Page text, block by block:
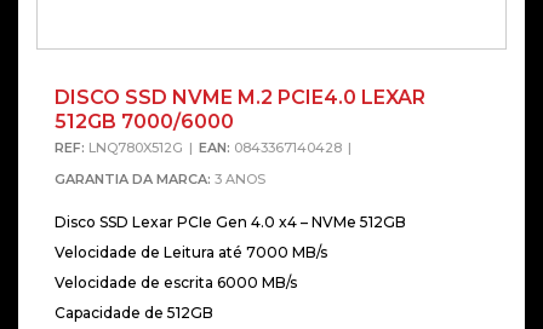
DISCO SSD NVME M.2 PCIE4.0 LEXAR
512GB 7000/6000
REF: LNQ780X512G EAN: 0843367140428
GARANTIA DA MARCA: 3 ANOS
Disco SSD Lexar PCIe Gen 4.0 x4 – NVMe 512GB
Velocidade de Leitura até 7000 MB/s
Velocidade de escrita 6000 MB/s
Capacidade de 512GB